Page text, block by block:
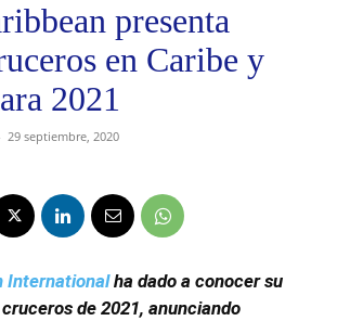
presenta
en Caribe y
2021
29 septiembre, 2020
Internationalha dado a conocer su
de 2021, anunciando